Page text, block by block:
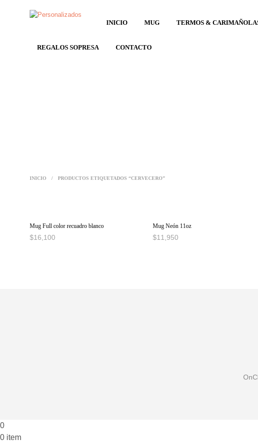
INICIO MUG TERMOS &
REGALOS SOPRESA CONTACTO
INICIO / PRODUCTOS ETIQUETADOS “CERVECERO”
Mug Full color recuadro blanco
$16,100
Mug Neón 11oz
$11,950
0
0 item